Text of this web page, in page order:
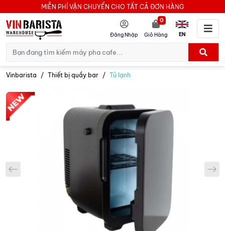
MIỄN PHÍ VẬN CHUYỂN CHO TẤT CẢ ĐƠN HÀNG
Đăng Nhập Giỏ Hàng
0
EN
Vinbarista Thiết bị quầy bar Tủ lạnh
prev